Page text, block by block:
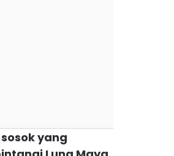
yang